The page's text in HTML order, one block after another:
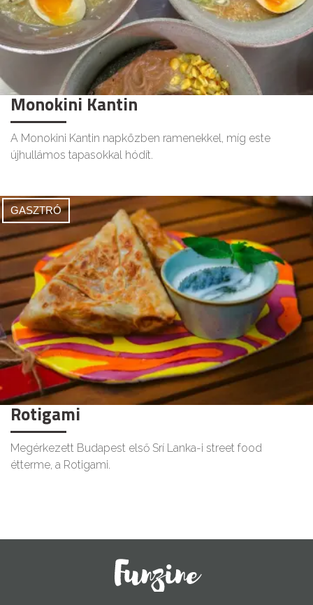
Monokini Kantin
A Monokini Kantin napközben ramenekkel, míg este
újhullámos tapasokkal hódít.
GASZTRÓ
Rotigami
Megérkezett Budapest első Srí Lanka-i street food
étterme, a Rotigami.